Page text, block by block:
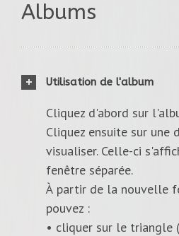
Albums
Utilisation de l'album
Cliquez d'abord sur
Cliquez ensuite sur une
visualiser. Celle-ci
fenêtre séparée.
À partir de la nouvelle
pouvez :
• cliquer sur le triangle